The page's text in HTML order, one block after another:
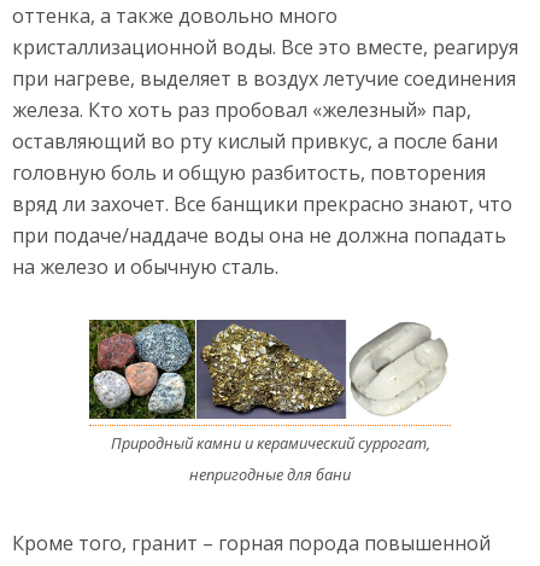
оттенка, а также довольно много
кристаллизационной воды. Все это вместе, реагируя
при нагреве, выделяет в воздух летучие соединения
железа. Кто хоть раз пробовал «железный» пар,
оставляющий во рту кислый привкус, а после бани
головную боль и общую разбитость, повторения
вряд ли захочет. Все банщики прекрасно знают, что
при подаче/наддаче воды она не должна попадать
на железо и обычную сталь.
Природный камни и керамический суррогат,
непригодные для бани
Кроме того, гранит – горная порода повышенной